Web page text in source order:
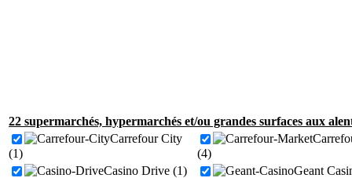
22 supermarchés, hypermarchés et/ou grandes surfaces aux
Carrefour City
(1)
(4)
Casino Drive (1)
Geant